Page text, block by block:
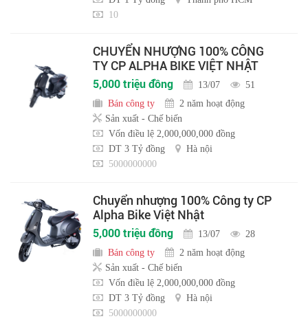
10
CHUYỂN NHƯỢNG 100% CÔNG
TY CP ALPHA BIKE VIỆT NHẬT
5,000 triệu đồng 13/07
51
Bán công ty
2 năm hoạt động
Sản xuất - Chế biến
Vốn điều lệ 2,000,000,000 đồng
DT 3 Tỷ đồng
Hà nội
5000000000
Chuyển nhượng 100% Công ty CP
Alpha Bike Việt Nhật
5,000 triệu đồng 13/07
28
Bán công ty
2 năm hoạt động
Sản xuất - Chế biến
Vốn điều lệ 2,000,000,000 đồng
DT 3 Tỷ đồng
Hà nội
5000000000